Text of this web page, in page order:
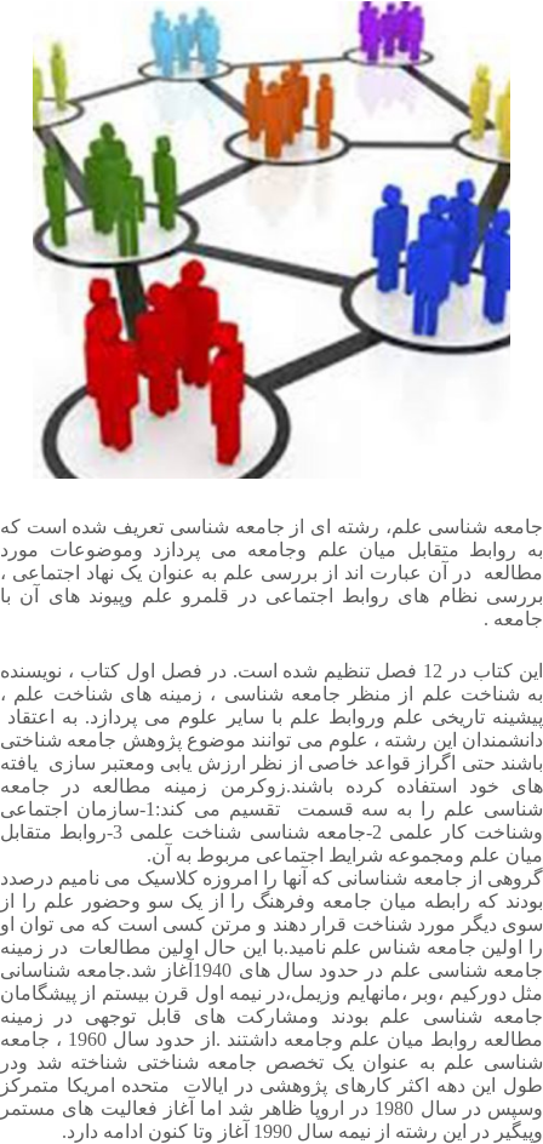
جامعه شناسی علم، رشته ای از جامعه شناسی تعریف شده است که
به روابط متقابل میان علم وجامعه می پردازد وموضوعات مورد
مطالعه در آن عبارت اند از بررسی علم به عنوان یک نهاد اجتماعی ،
بررسی نظام های روابط اجتماعی در قلمرو علم وپیوند های آن با
جامعه .
این کتاب در 12 فصل تنظیم شده است. در فصل اول کتاب ، نویسنده
به شناخت علم از منظر جامعه شناسی ، زمینه های شناخت علم ،
پیشینه تاریخی علم وروابط علم با سایر علوم می پردازد. به اعتقاد
دانشمندان این رشته ، علوم می توانند موضوع پژوهش جامعه شناختی
باشند حتی اگراز قواعد خاصی از نظر ارزش یابی ومعتبر سازی یافته
های خود استفاده کرده باشند.زوکرمن زمینه مطالعه در جامعه
شناسی علم را به سه قسمت تقسیم می کند:1-سازمان اجتماعی
وشناخت کار علمی 2-جامعه شناسی شناخت علمی 3-روابط متقابل
میان علم ومجموعه شرایط اجتماعی مربوط به آن.
گروهی از جامعه شناسانی که آنها را امروزه کلاسیک می نامیم درصدد
بودند که رابطه میان جامعه وفرهنگ را از یک سو وحضور علم را از
سوی دیگر مورد شناخت قرار دهند و مرتن کسی است که می توان او
را اولین جامعه شناس علم نامید.با این حال اولین مطالعات در زمینه
جامعه شناسی علم در حدود سال های 1940آغاز شد.جامعه شناسانی
مثل دورکیم ،وبر ،مانهایم وزیمل،در نیمه اول قرن بیستم از پیشگامان
جامعه شناسی علم بودند ومشارکت های قابل توجهی در زمینه
مطالعه روابط میان علم وجامعه داشتند .از حدود سال 1960 ، جامعه
شناسی علم به عنوان یک تخصص جامعه شناختی شناخته شد ودر
طول این دهه اکثر کارهای پژوهشی در ایالات متحده امریکا متمرکز
وسپس در سال 1980 در اروپا ظاهر شد اما آغاز فعالیت های مستمر
وپیگیر در این رشته از نیمه سال 1990 آغاز وتا کنون ادامه دارد.